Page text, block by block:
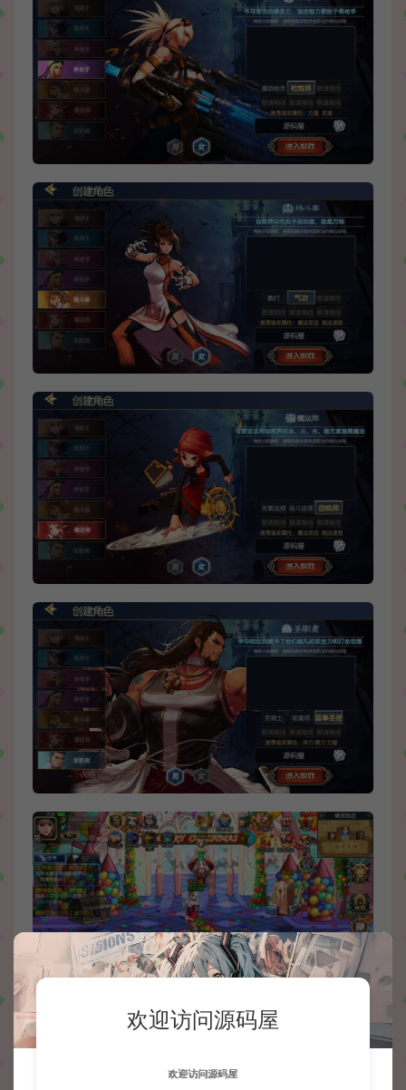
欢迎访问源码屋
欢迎访问源码屋